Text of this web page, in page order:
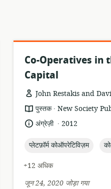
Co-Operatives in
Capital
John Restakis and
संसाधन
प्रारूप:
पुस्तक .
प्रकाशक:
New Society
भाषा:अंग्रेज़ी .
प्रकाशन
2012
topic:
प्लेटफ़ॉर्म कोऑपरेटिविज़म
+12 अधिक
जून 24, 2020 जोड़ा गया